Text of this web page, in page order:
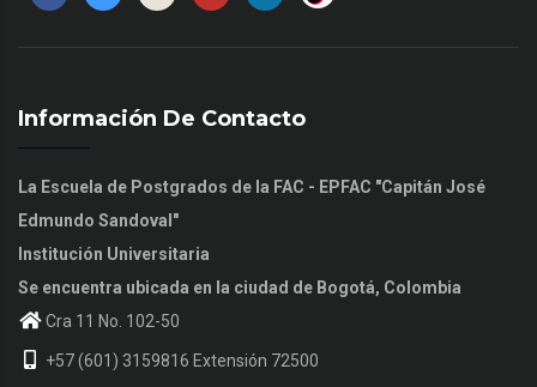
Información De Contacto
La Escuela de Postgrados de la FAC - EPFAC "Capitán José
Edmundo Sandoval"
Institución Universitaria
Se encuentra ubicada en la ciudad de Bogotá, Colombia
Cra 11 No. 102-50
+57 (601) 3159816 Extensión 72500